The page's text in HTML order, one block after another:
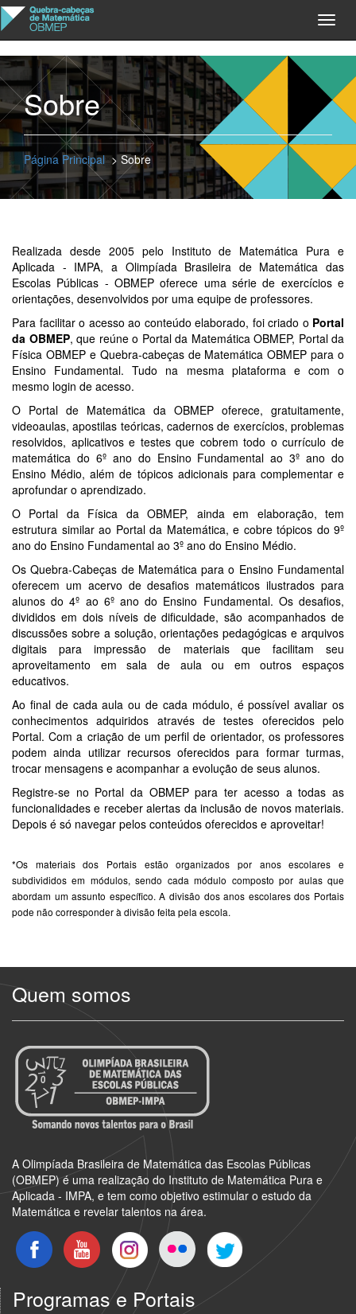
Sobre
Página Principal> Sobre
Realizada desde 2005 pelo Instituto de Matemática Pura e
Aplicada - IMPA, a Olimpíada Brasileira de Matemática das
Escolas Públicas - OBMEP oferece uma série de exercícios e
orientações, desenvolvidos por uma equipe de professores.
Para facilitar o acesso ao conteúdo elaborado, foi criado o Portal
da OBMEP, que reúne o Portal da Matemática OBMEP, Portal da
Física OBMEP e Quebra-cabeças de Matemática OBMEP para o
Ensino Fundamental. Tudo na mesma plataforma e com o
mesmo login de acesso.
O Portal de Matemática da OBMEP oferece, gratuitamente,
videoaulas, apostilas teóricas, cadernos de exercícios, problemas
resolvidos, aplicativos e testes que cobrem todo o currículo de
matemática do 6º ano do Ensino Fundamental ao 3º ano do
Ensino Médio, além de tópicos adicionais para complementar e
aprofundar o aprendizado.
O Portal da Física da OBMEP, ainda em elaboração, tem
estrutura similar ao Portal da Matemática, e cobre tópicos do 9º
ano do Ensino Fundamental ao 3º ano do Ensino Médio.
Os Quebra-Cabeças de Matemática para o Ensino Fundamental
oferecem um acervo de desafios matemáticos ilustrados para
alunos do 4º ao 6º ano do Ensino Fundamental. Os desafios,
divididos em dois níveis de dificuldade, são acompanhados de
discussões sobre a solução, orientações pedagógicas e arquivos
digitais para impressão de materiais que facilitam seu
aproveitamento em sala de aula ou em outros espaços
educativos.
Ao final de cada aula ou de cada módulo, é possível avaliar os
conhecimentos adquiridos através de testes oferecidos pelo
Portal. Com a criação de um perfil de orientador, os professores
podem ainda utilizar recursos oferecidos para formar turmas,
trocar mensagens e acompanhar a evolução de seus alunos.
Registre-se no Portal da OBMEP para ter acesso a todas as
funcionalidades e receber alertas da inclusão de novos materiais.
Depois é só navegar pelos conteúdos oferecidos e aproveitar!
*Os materiais dos Portais estão organizados por anos escolares e
subdivididos em módulos, sendo cada módulo composto por aulas que
abordam um assunto específico. A divisão dos anos escolares dos Portais
pode não corresponder à divisão feita pela escola.
Quem somos
A Olimpíada Brasileira de Matemática das Escolas Públicas
(OBMEP) é uma realização do Instituto de Matemática Pura e
Aplicada - IMPA, e tem como objetivo estimular o estudo da
Matemática e revelar talentos na área.
Programas e Portais